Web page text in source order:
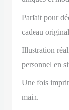
Parfait pour
cadeau
Illustration
personnel en
Une fois
main.